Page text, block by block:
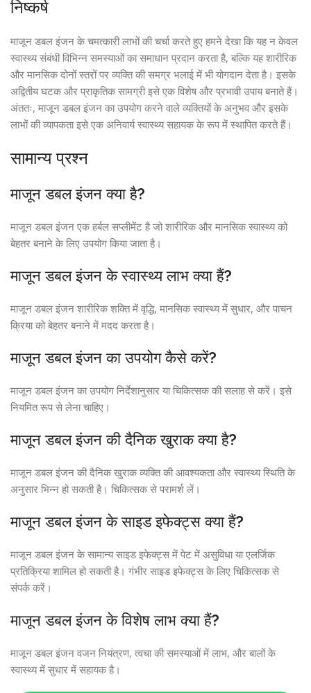
निष्कर्ष
माजून डबल इंजन के चमत्कारी लाभों की चर्चा करते हुए हमने देखा कि यह न केवल
स्वास्थ्य संबंधी विभिन्न समस्याओं का समाधान प्रदान करता है, बल्कि यह शारीरिक
और मानसिक दोनों स्तरों पर व्यक्ति की समग्र भलाई में भी योगदान देता है। इसके
अद्वितीय घटक और प्राकृतिक सामग्री इसे एक विशेष और प्रभावी उपाय बनाते हैं।
अंततः, माजून डबल इंजन का उपयोग करने वाले व्यक्तियों के अनुभव और इसके
लाभों की व्यापकता इसे एक अनिवार्य स्वास्थ्य सहायक के रूप में स्थापित करते हैं।
सामान्य प्रश्न
माजून डबल इंजन क्या है?
माजून डबल इंजन एक हर्बल सप्लीमेंट है जो शारीरिक और मानसिक स्वास्थ्य को
बेहतर बनाने के लिए उपयोग किया जाता है।
माजून डबल इंजन के स्वास्थ्य लाभ क्या हैं?
माजून डबल इंजन शारीरिक शक्ति में वृद्धि, मानसिक स्वास्थ्य में सुधार, और पाचन
क्रिया को बेहतर बनाने में मदद करता है।
माजून डबल इंजन का उपयोग कैसे करें?
माजून डबल इंजन का उपयोग निर्देशानुसार या चिकित्सक की सलाह से करें। इसे
नियमित रूप से लेना चाहिए।
माजून डबल इंजन की दैनिक खुराक क्या है?
माजून डबल इंजन की दैनिक खुराक व्यक्ति की आवश्यकता और स्वास्थ्य स्थिति के
अनुसार भिन्न हो सकती है। चिकित्सक से परामर्श लें।
माजून डबल इंजन के साइड इफेक्ट्स क्या हैं?
माजून डबल इंजन के सामान्य साइड इफेक्ट्स में पेट में असुविधा या एलर्जिक
प्रतिक्रिया शामिल हो सकती है। गंभीर साइड इफेक्ट्स के लिए चिकित्सक से
संपर्क करें।
माजून डबल इंजन के विशेष लाभ क्या हैं?
माजून डबल इंजन वजन नियंत्रण, त्वचा की समस्याओं में लाभ, और बालों के
स्वास्थ्य में सुधार में सहायक है।